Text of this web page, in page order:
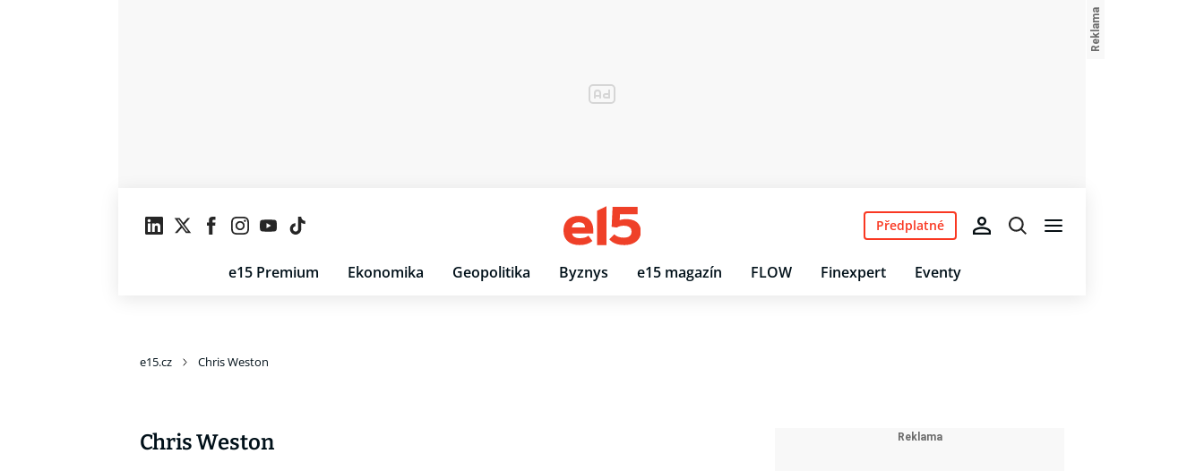
e15 Premium Ekonomika Geopolitika Byznys e15 magazín FLOW Finexpert Eventy
Předplatné
e15.cz Chris Weston
Chris Weston